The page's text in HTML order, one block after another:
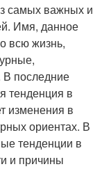
самых важных и
Имя, данное
всю жизнь,
В последние
тенденция в
изменения в
ориентах. В
тенденции в
и причины